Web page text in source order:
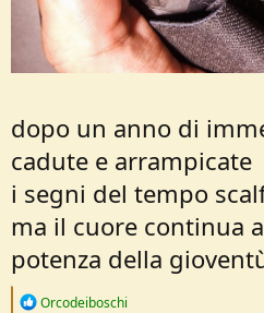
dopo un anno di
cadute e arrampicate
i segni del tempo
ma il cuore continua
potenza della
R
Orcodeiboschi